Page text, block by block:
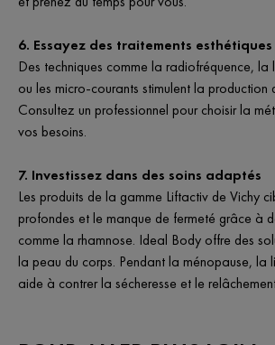
6. Essayez des traitements esthétiques
Des techniques comme la radiofréquence, la
ou les micro-courants stimulent la production
Consultez un professionnel pour choisir la
vos besoins.
7. Investissez dans des soins adaptés
Les produits de la gamme Liftactiv de Vichy
profondes et le manque de fermeté grâce à
comme la rhamnose. Ideal Body offre des
la peau du corps. Pendant la ménopause, la
aide à contrer la sécheresse et le